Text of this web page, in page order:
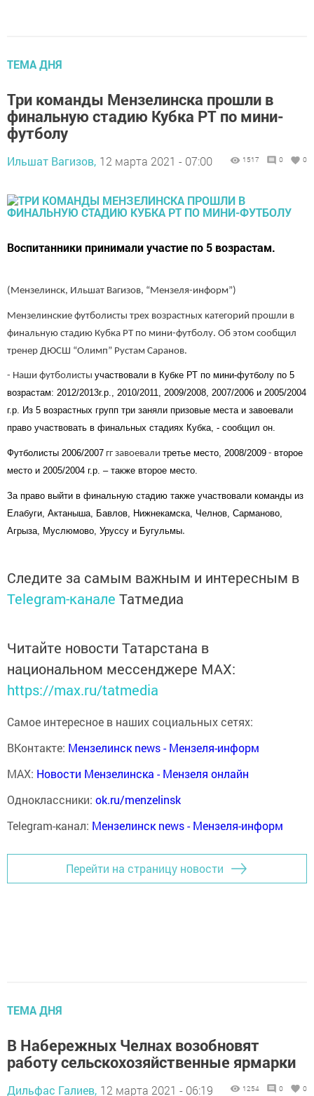
ТЕМА ДНЯ
Три команды Мензелинска прошли в
финальную стадию Кубка РТ по мини-
футболу
Ильшат Вагизов, 12 марта 2021 - 07:00 1517 0 0
Воспитанники принимали участие по 5 возрастам.
(Мензелинск, Ильшат Вагизов, “Мензеля-информ”)
Мензелинские футболисты трех возрастных категорий прошли в
финальную стадию Кубка РТ по мини-футболу. Об этом сообщил
тренер ДЮСШ “Олимп” Рустам Саранов.
- Наши футболисты участвовали в Кубке РТ по мини-футболу по 5
возрастам: 2012/2013г.р., 2010/2011, 2009/2008, 2007/2006 и 2005/2004
г.р. Из 5 возрастных групп три заняли призовые места и завоевали
право участвовать в финальных стадиях Кубка, - сообщил он.
Футболисты 2006/2007 гг завоевали третье место, 2008/2009 - второе
место и 2005/2004 г.р. – также второе место.
За право выйти в финальную стадию также участвовали команды из
Елабуги, Актаныша, Бавлов, Нижнекамска, Челнов, Сарманово,
Агрыза, Муслюмово, Уруссу и Бугульмы.
Следите за самым важным и интересным в
Telegram-канале Татмедиа
Читайте новости Татарстана в
национальном мессенджере MАХ:
https://max.ru/tatmedia
Самое интересное в наших социальных сетях:
ВКонтакте: Мензелинск news - Мензеля-информ
MAX: Новости Мензелинска - Мензеля онлайн
Одноклассники: ok.ru/menzelinsk
Telegram-канал: Мензелинск news - Мензеля-информ
Перейти на страницу новости
ТЕМА ДНЯ
В Набережных Челнах возобновят
работу сельскохозяйственные ярмарки
Дильфас Галиев, 12 марта 2021 - 06:19 1254 0 0